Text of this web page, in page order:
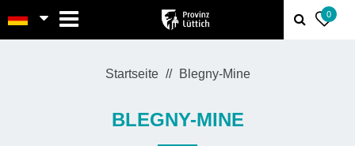
0
Startseite Blegny-Mine
BLEGNY-MINE